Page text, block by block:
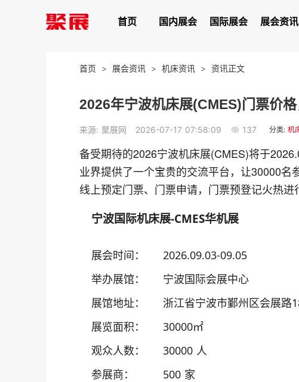
首页 国内展会 国际展会 展会资讯
首页 > 展会资讯 > 机床资讯 > 资讯正文
2026年宁波机床展(CMES)门票价格
来源: 聚展网 2026-07-17 07:58:09 137 分类: 机
备受期待的2026宁波机床展(CMES)将于
业界提供了一个宝贵的交流平台，让30000
线上预定门票、门票申请，门票预登记火热进
宁波国际机床展-CMES华机展
展会时间：
2026.09.03-09.05
举办展馆：
宁波国际会展中心
展馆地址：
浙江省宁波市鄞州区会展路
展览面积：
30000㎡
观众人数：
30000 人
参展商：
500 家